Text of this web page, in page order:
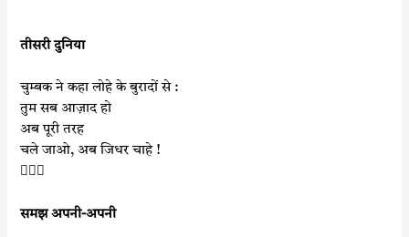
तीसरी दुनिया
चुम्बक ने कहा लोहे के बुरादों से :
तुम सब आज़ाद हो
अब पूरी तरह
चले जाओ, अब जिधर चाहे !

समझ अपनी-अपनी